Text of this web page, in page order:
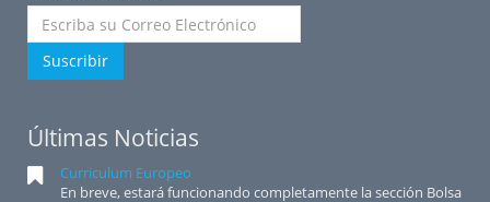
Suscribir
Últimas Noticias
Curriculum Europeo
En breve, estará funcionando completamente la sección Bolsa